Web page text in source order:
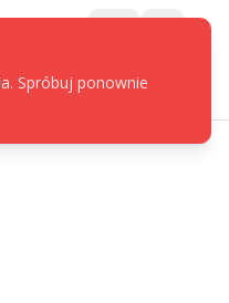
Spróbuj ponownie